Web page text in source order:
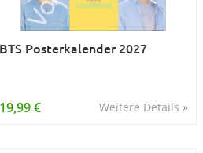
BTS Posterkalender 2027
Weitere Details »
19,99 €